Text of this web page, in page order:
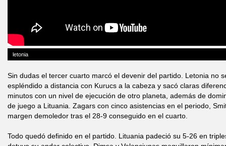
letonia
Sin dudas el tercer cuarto marcó el devenir del partido. Letonia no
espléndido a distancia con Kurucs a la cabeza y sacó claras
minutos con un nivel de ejecución de otro planeta, además de
de juego a Lituania. Zagars con cinco asistencias en el periodo,
margen demoledor tras el 28-9 conseguido en el cuarto.
Todo quedó definido en el partido. Lituania padeció su 5-26 en